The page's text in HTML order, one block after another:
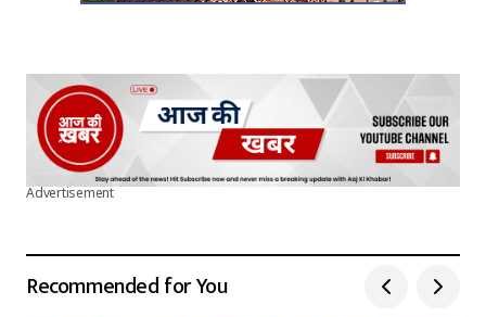
Advertisement
Recommended for You